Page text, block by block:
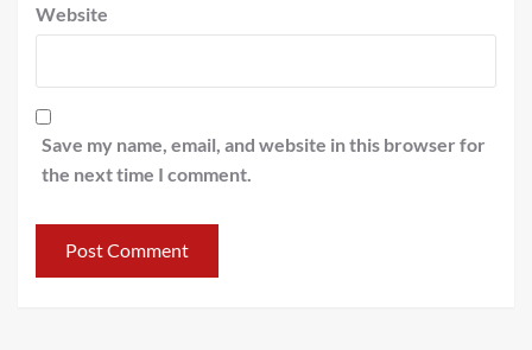
Website
Save my name, email, and website in this browser for
the next time I comment.